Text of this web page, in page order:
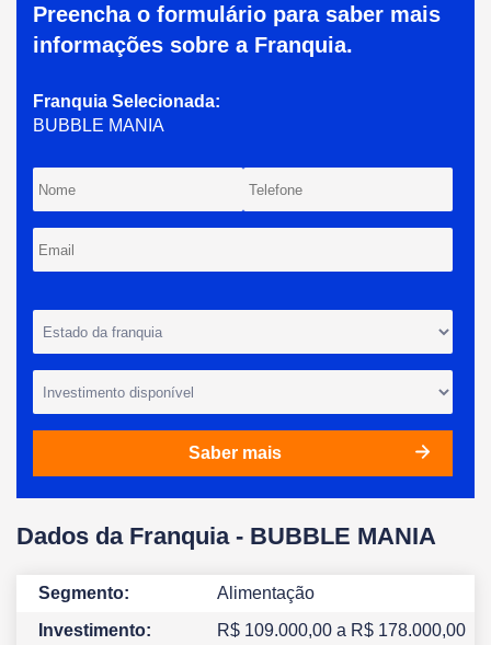
Dados da Franquia - BUBBLE MANIA
Segmento:
Alimentação
Investimento:
R$ 109.000,00 a R$ 178.000,00
Preencha o formulário para saber mais
informações sobre a Franquia.
Franquia Selecionada:
BUBBLE MANIA
Saber mais